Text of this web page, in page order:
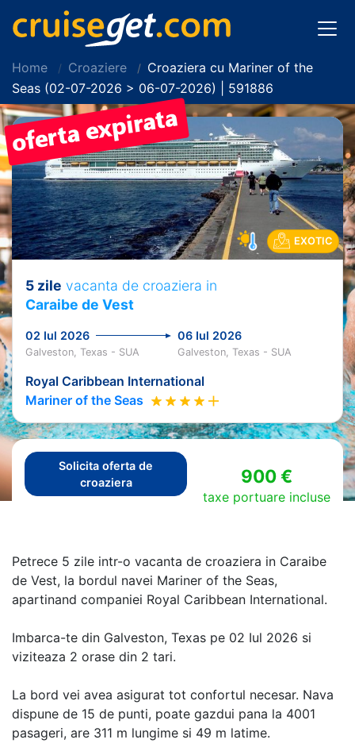
Home Croaziere
Croaziera cu Mariner of the
Seas (02-07-2026 > 06-07-2026) | 591886
EXOTIC
5 zile vacanta de croaziera in
Caraibe de Vest
02 Iul 2026 06 Iul 2026
Galveston, Texas - SUA Galveston, Texas - SUA
Royal Caribbean International
Mariner of the Seas
Solicita oferta de
croaziera
900 €
taxe portuare incluse
Petrece 5 zile intr-o vacanta de croaziera in Caraibe
de Vest, la bordul navei Mariner of the Seas,
apartinand companiei Royal Caribbean International.
Imbarca-te din Galveston, Texas pe 02 Iul 2026 si
viziteaza 2 orase din 2 tari.
La bord vei avea asigurat tot confortul necesar. Nava
dispune de 15 de punti, poate gazdui pana la 4001
pasageri, are 311 m lungime si 49 m latime.